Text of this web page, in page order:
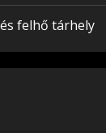
felhő tárhely